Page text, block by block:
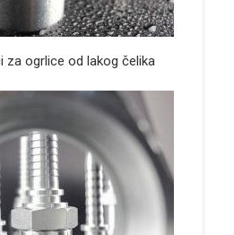
za ogrlice od lakog čelika